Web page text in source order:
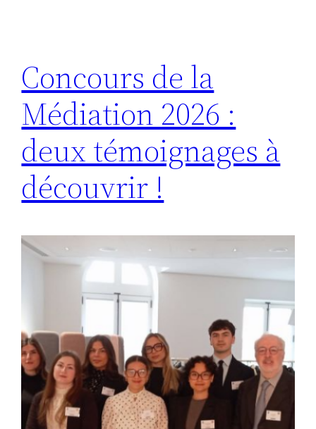
Concours de la
Médiation 2026 :
deux témoignages à
découvrir !